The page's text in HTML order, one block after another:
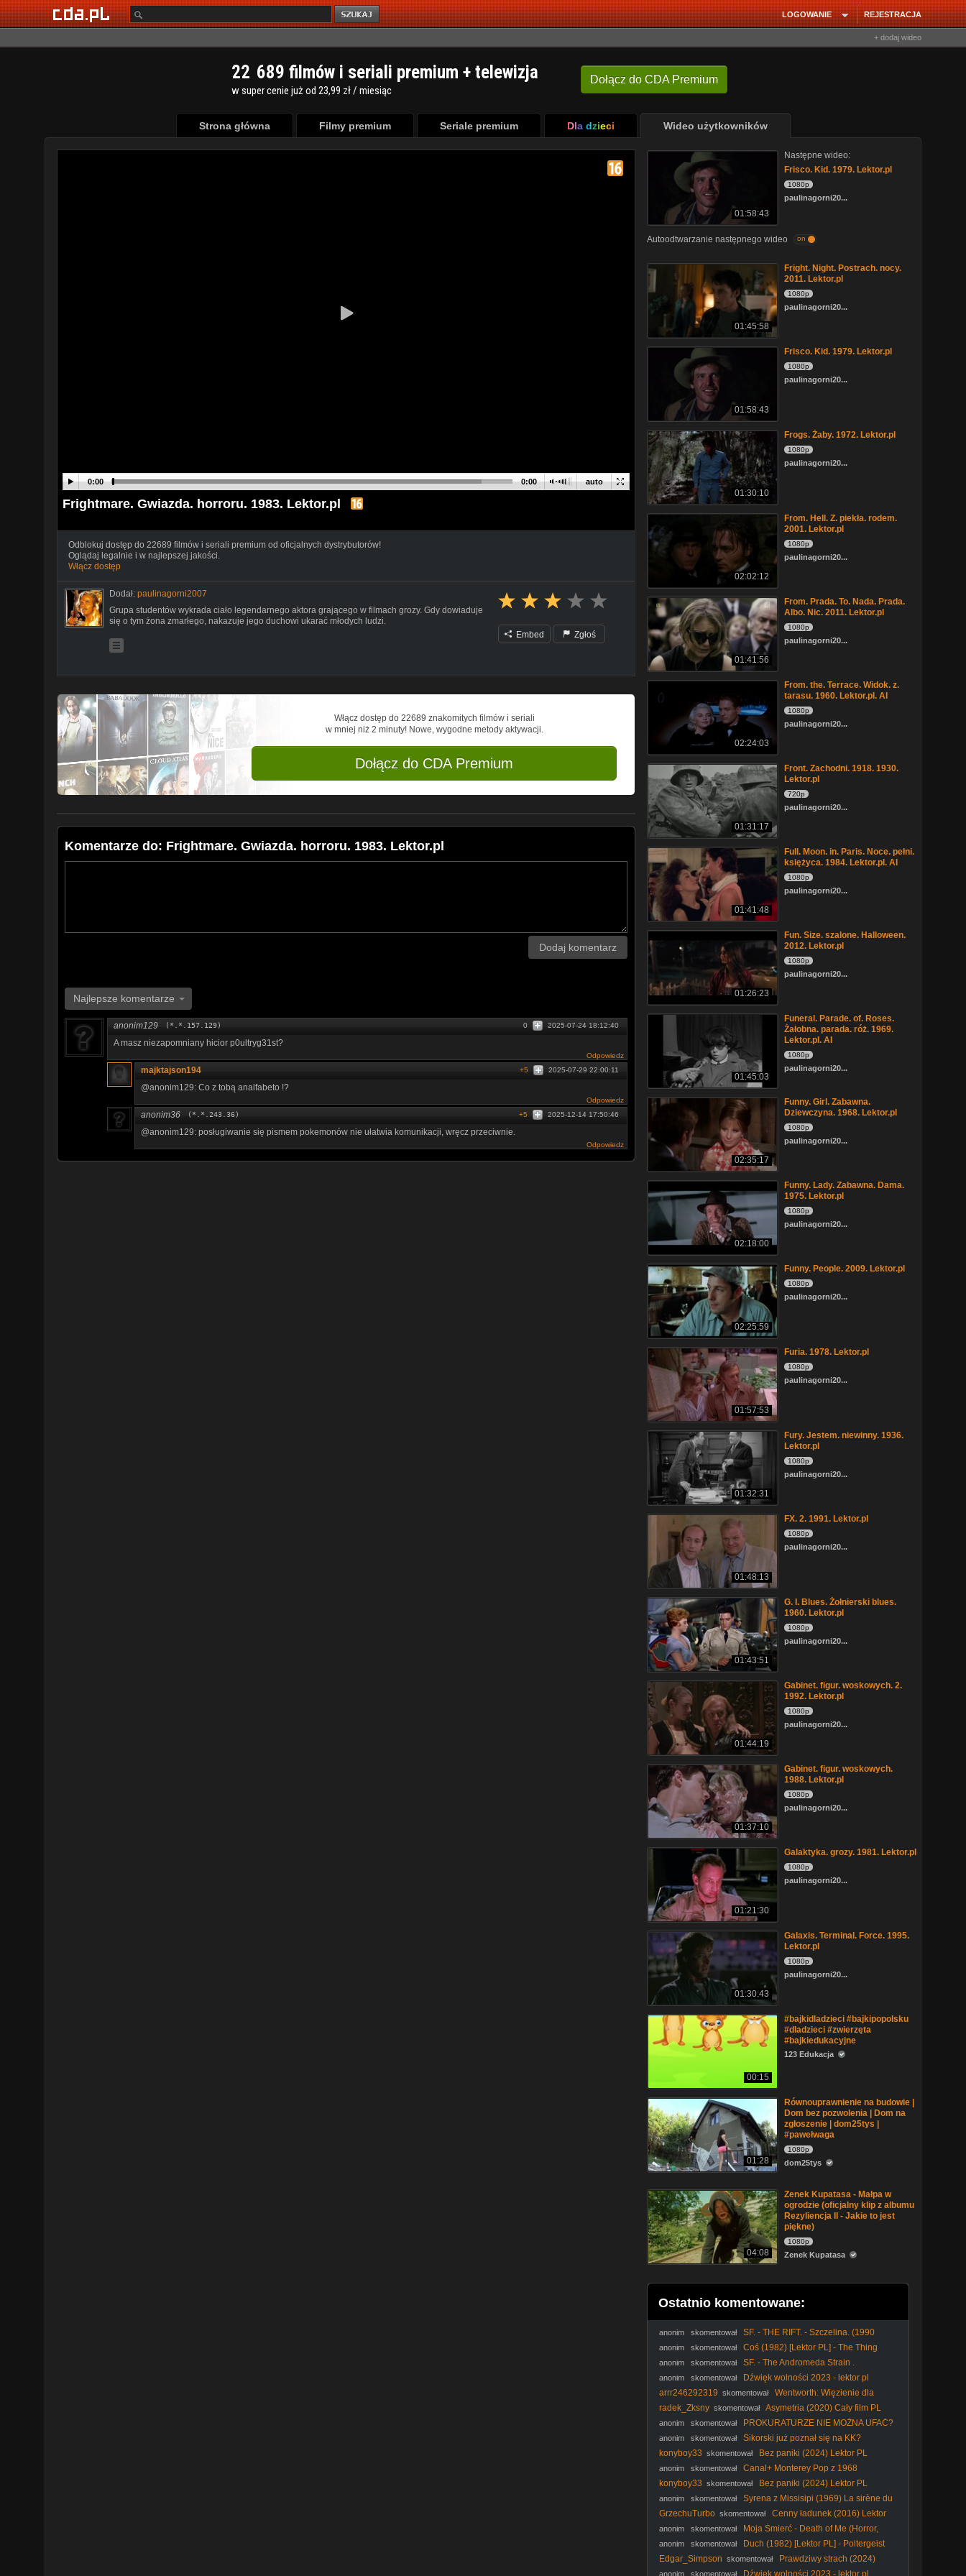
REJESTRACJA
LOGOWANIE
+ dodaj wideo
Dołącz do CDA Premium
22 689 filmów i seriali premium + telewizja
w super cenie już od 23,99 zł / miesiąc
Strona główna Filmy premium Seriale premium Dla dzieci Wideo użytkowników
auto
0:00 0:00
Frightmare. Gwiazda. horroru. 1983. Lektor.pl
Odblokuj dostęp do 22689 filmów i seriali premium od oficjalnych dystrybutorów!
Oglądaj legalnie i w najlepszej jakości.
Włącz dostęp
Dodał: paulinagorni2007
Grupa studentów wykrada ciało legendarnego aktora grającego w filmach grozy. Gdy dowiaduje
się o tym żona zmarłego, nakazuje jego duchowi ukarać młodych ludzi.
Embed
Zgłoś
Włącz dostęp do 22689 znakomitych filmów i seriali
w mniej niż 2 minuty! Nowe, wygodne metody aktywacji.
Dołącz do CDA Premium
Komentarze do: Frightmare. Gwiazda. horroru. 1983. Lektor.pl
Dodaj komentarz
Najlepsze komentarze
anonim129 (*.*.157.129) 2025-07-24 18:12:40
0
A masz niezapomniany hicior p0ultryg31st?
Odpowiedz
majktajson194 2025-07-29 22:00:11
+5
@anonim129: Co z tobą analfabeto !?
Odpowiedz
anonim36 (*.*.243.36) 2025-12-14 17:50:46
+5
@anonim129: posługiwanie się pismem pokemonów nie ułatwia komunikacji, wręcz przeciwnie.
Odpowiedz
01:58:43
Następne wideo:
Frisco. Kid. 1979. Lektor.pl
1080p
paulinagorni20...
Autoodtwarzanie następnego wideo on
01:45:58
Fright. Night. Postrach. nocy.
2011. Lektor.pl
1080p
paulinagorni20...
01:58:43
Frisco. Kid. 1979. Lektor.pl
1080p
paulinagorni20...
01:30:10
Frogs. Żaby. 1972. Lektor.pl
1080p
paulinagorni20...
02:02:12
From. Hell. Z. piekła. rodem.
2001. Lektor.pl
1080p
paulinagorni20...
01:41:56
From. Prada. To. Nada. Prada.
Albo. Nic. 2011. Lektor.pl
1080p
paulinagorni20...
02:24:03
From. the. Terrace. Widok. z.
tarasu. 1960. Lektor.pl. AI
1080p
paulinagorni20...
01:31:17
Front. Zachodni. 1918. 1930.
Lektor.pl
720p
paulinagorni20...
01:41:48
Full. Moon. in. Paris. Noce. pełni.
księżyca. 1984. Lektor.pl. AI
1080p
paulinagorni20...
01:26:23
Fun. Size. szalone. Halloween.
2012. Lektor.pl
1080p
paulinagorni20...
01:45:03
Funeral. Parade. of. Roses.
Żałobna. parada. róż. 1969.
Lektor.pl. AI
1080p
paulinagorni20...
02:35:17
Funny. Girl. Zabawna.
Dziewczyna. 1968. Lektor.pl
1080p
paulinagorni20...
02:18:00
Funny. Lady. Zabawna. Dama.
1975. Lektor.pl
1080p
paulinagorni20...
02:25:59
Funny. People. 2009. Lektor.pl
1080p
paulinagorni20...
01:57:53
Furia. 1978. Lektor.pl
1080p
paulinagorni20...
01:32:31
Fury. Jestem. niewinny. 1936.
Lektor.pl
1080p
paulinagorni20...
01:48:13
FX. 2. 1991. Lektor.pl
1080p
paulinagorni20...
01:43:51
G. I. Blues. Żołnierski blues.
1960. Lektor.pl
1080p
paulinagorni20...
01:44:19
Gabinet. figur. woskowych. 2.
1992. Lektor.pl
1080p
paulinagorni20...
01:37:10
Gabinet. figur. woskowych.
1988. Lektor.pl
1080p
paulinagorni20...
01:21:30
Galaktyka. grozy. 1981. Lektor.pl
1080p
paulinagorni20...
01:30:43
Galaxis. Terminal. Force. 1995.
Lektor.pl
1080p
paulinagorni20...
00:15
#bajkidladzieci #bajkipopolsku
#dladzieci #zwierzęta
#bajkiedukacyjne
123 Edukacja
01:28
Równouprawnienie na budowie |
Dom bez pozwolenia | Dom na
zgłoszenie | dom25tys |
#pawełwaga
1080p
dom25tys
04:08
Zenek Kupatasa - Małpa w
ogrodzie (oficjalny klip z albumu
Rezyliencja II - Jakie to jest
piękne)
1080p
Zenek Kupatasa
Ostatnio komentowane:
anonim skomentował
SF. - THE RIFT. - Szczelina. (1990
lektor
anonim skomentował Coś (1982) [Lektor PL] - The Thing
anonim skomentował
SF. - The Andromeda Strain .
Tajemnica. Andromedy. (1971) lektor
anonim skomentował
Dźwięk wolności 2023 - lektor pl
arrr246292319 skomentował
Wentworth: Więzienie dla
kobiet S04E12 Lektor PL
radek_Zksny skomentował Asymetria (2020) Cały film PL
anonim skomentował
PROKURATURZE NIE MOŻNA UFAĆ?
Wojna o przecieki!
anonim skomentował
Sikorski już poznał się na KK?
#Sikorski #kler #elita #polityka #KK #katolicyzm #kościół
konyboy33 skomentował Bez paniki (2024) Lektor PL
anonim skomentował
Canal+ Monterey Pop z 1968
roku(emisja 7 kwietnia 2001 roku)
konyboy33 skomentował Bez paniki (2024) Lektor PL
anonim skomentował
Syrena z Missisipi (1969) La sirène du
Mississipi [1080p]
GrzechuTurbo skomentował
Cenny ładunek (2016) Lektor
anonim skomentował
Moja Śmierć - Death of Me (Horror,
2020) [napisy pl]
anonim skomentował
Duch (1982) [Lektor PL] - Poltergeist
Edgar_Simpson skomentował
Prawdziwy strach (2024)
Lektor PL
anonim skomentował Dźwięk wolności 2023 - lektor pl